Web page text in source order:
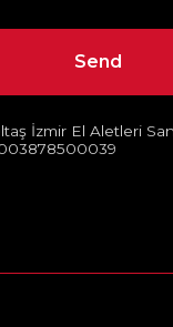
İzmir El Aletleri